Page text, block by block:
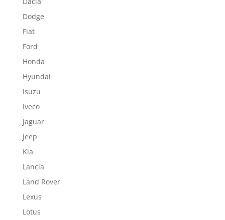
Dodge
Fiat
Ford
Honda
Hyundai
Isuzu
Iveco
Jaguar
Jeep
Kia
Lancia
Land Rover
Lexus
Lotus